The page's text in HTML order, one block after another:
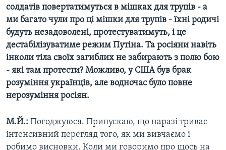
солдатів повертатимуться в мішках для трупів - а
ми багато чули про ці мішки для трупів - їхні родичі
будуть незадоволені, протестуватимуть, і це
дестабілізуватиме режим Путіна. Та росіяни навіть
інколи тіла своїх загиблих не забирають з полю бою
- які там протести? Можливо, у США був брак
розуміння українців, але водночас було повне
нерозуміння росіян.
М.Й.: Погоджуюся. Припускаю, що наразі триває
інтенсивний перегляд того, як ми вивчаємо і
робимо висновки. Коли ми говоримо про щось на